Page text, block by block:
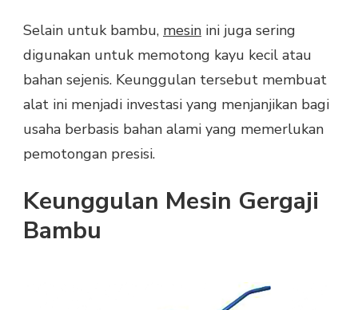
Selain untuk bambu, mesin ini juga sering
digunakan untuk memotong kayu kecil atau
bahan sejenis. Keunggulan tersebut membuat
alat ini menjadi investasi yang menjanjikan bagi
usaha berbasis bahan alami yang memerlukan
pemotongan presisi.
Keunggulan Mesin Gergaji
Bambu